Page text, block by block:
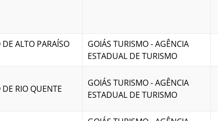
ALTO PARAÍSO
GOIÁS TURISMO - AGÊNCIA
ESTADUAL DE TURISMO
RIO QUENTE
GOIÁS TURISMO - AGÊNCIA
ESTADUAL DE TURISMO